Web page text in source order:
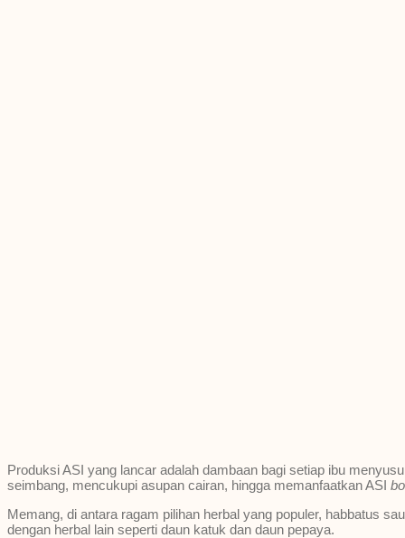
Produksi ASI yang lancar adalah dambaan bagi setiap ibu
seimbang, mencukupi asupan cairan, hingga memanfaatkan ASI
Memang, di antara ragam pilihan herbal yang populer, habbatus
dengan herbal lain seperti daun katuk dan daun pepaya.